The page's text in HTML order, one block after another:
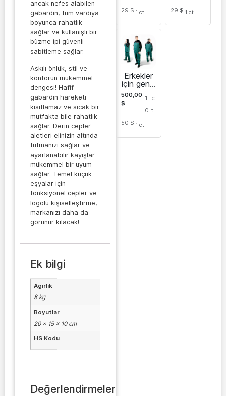
ancak nefes alabilen
gabardin, tüm vardiya
boyunca rahatlık
sağlar ve kullanışlı bir
büzme ipi güvenli
sabitleme sağlar.
Askılı önlük, stil ve
konforun mükemmel
dengesi! Hafif
gabardin hareketi
kısıtlamaz ve sıcak bir
mutfakta bile rahatlık
sağlar. Derin cepler
aletleri elinizin altında
tutmanızı sağlar ve
ayarlanabilir kayışlar
mükemmel bir uyum
sağlar. Temel küçük
eşyalar için
fonksiyonel cepler ve
logolu kişiselleştirme,
markanızı daha da
görünür kılacak!
Ek bilgi
Ağırlık
8 kg
Boyutlar
20 × 15 × 10 cm
HS Kodu
Değerlendirmeler
29 $ 1 ct
29 $ 1 ct
Erkekler
için genel
işçi
tulumu
500,00
$
1
0
c
t
50 $ 1 ct